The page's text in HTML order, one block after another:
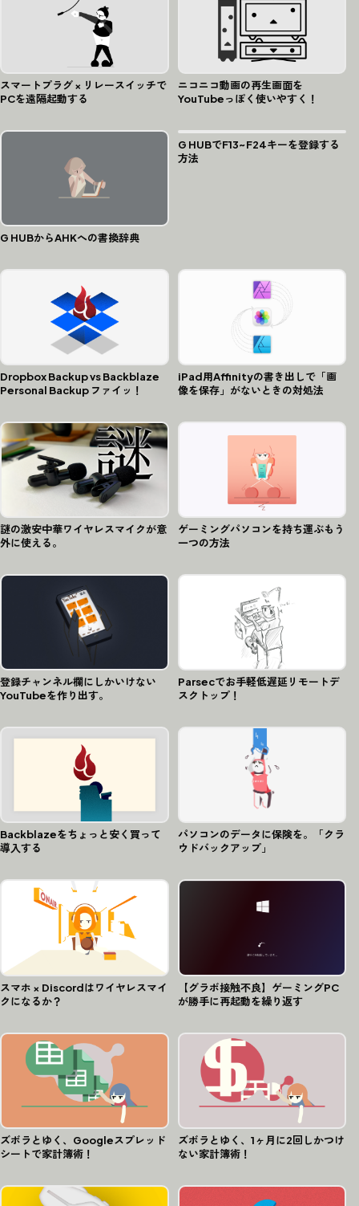
スマートプラグ × リレースイッチで
PCを遠隔起動する
ニコニコ動画の再生画面を
YouTubeっぽく使いやすく！
G HUBからAHKへの書換辞典
G HUBでF13~F24キーを登録する
方法
Dropbox Backup vs Backblaze
Personal Backup ファイッ！
iPad用Affinityの書き出しで「画
像を保存」がないときの対処法
謎の激安中華ワイヤレスマイクが意
外に使える。
ゲーミングパソコンを持ち運ぶもう
一つの方法
登録チャンネル欄にしかいけない
YouTubeを作り出す。
Parsecでお手軽低遅延リモートデ
スクトップ！
Backblazeをちょっと安く買って
導入する
パソコンのデータに保険を。「クラ
ウドバックアップ」
スマホ × Discordはワイヤレスマイ
クになるか？
【グラボ接触不良】ゲーミングPC
が勝手に再起動を繰り返す
ズボラとゆく、Googleスプレッド
シートで家計簿術！
ズボラとゆく、1ヶ月に2回しかつけ
ない家計簿術！